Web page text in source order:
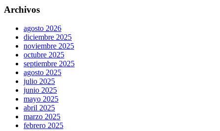
Archivos
agosto 2026
diciembre 2025
noviembre 2025
octubre 2025
septiembre 2025
agosto 2025
julio 2025
junio 2025
mayo 2025
abril 2025
marzo 2025
febrero 2025